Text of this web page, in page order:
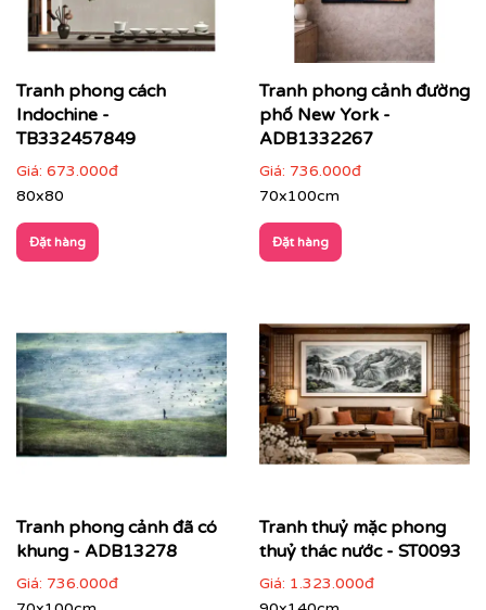
Phòng ngủ: chọn tranh phong cảnh nhẹ nhàng,
gam màu dịu để tạo sự thư thái
Tranh phong cách
Indochine -
TB332457849
Giá: 673.000đ
80x80
Đặt hàng
Tranh phong cảnh đường
phố New York -
ADB1332267
Giá: 736.000đ
70x100cm
Đặt hàng
Tranh phong cảnh đã có
khung - ADB13278
Giá: 736.000đ
Tranh thuỷ mặc phong
thuỷ thác nước - ST0093
Giá: 1.323.000đ